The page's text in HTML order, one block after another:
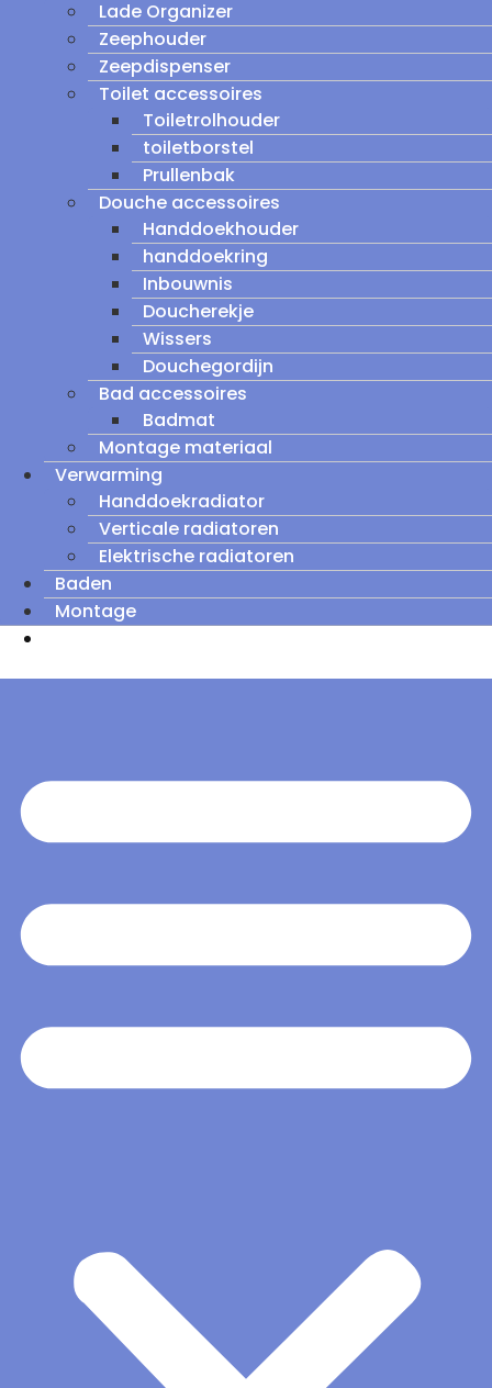
Lade Organizer
Zeephouder
Zeepdispenser
Toilet accessoires
Toiletrolhouder
toiletborstel
Prullenbak
Douche accessoires
Handdoekhouder
handdoekring
Inbouwnis
Doucherekje
Wissers
Douchegordijn
Bad accessoires
Badmat
Montage materiaal
Verwarming
Handdoekradiator
Verticale radiatoren
Elektrische radiatoren
Baden
Montage